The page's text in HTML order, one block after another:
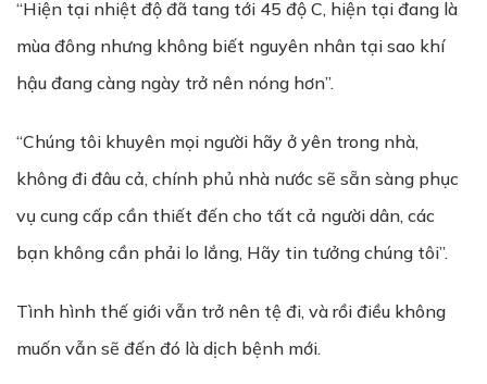
“Hiện tại nhiệt độ đã tang tới 45 độ C, hiện tại đang là
mùa đông nhưng không biết nguyên nhân tại sao khí
hậu đang càng ngày trở nên nóng hơn”.
“Chúng tôi khuyên mọi người hãy ở yên trong nhà,
không đi đâu cả, chính phủ nhà nước sẽ sẵn sàng phục
vụ cung cấp cần thiết đến cho tất cả người dân, các
bạn không cần phải lo lắng, Hãy tin tưởng chúng tôi”.
Tình hình thế giới vẫn trở nên tệ đi, và rồi điều không
muốn vẫn sẽ đến đó là dịch bệnh mới.